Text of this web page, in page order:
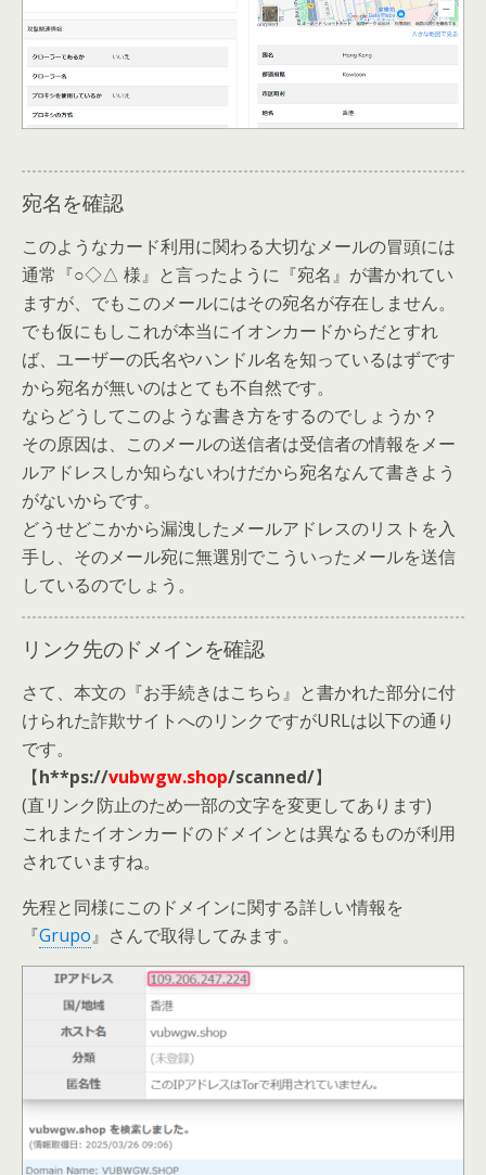
宛名を確認
このようなカード利用に関わる大切なメールの冒頭には
通常『○◇△ 様』と言ったように『宛名』が書かれてい
ますが、でもこのメールにはその宛名が存在しません。
でも仮にもしこれが本当にイオンカードからだとすれ
ば、ユーザーの氏名やハンドル名を知っているはずです
から宛名が無いのはとても不自然です。
ならどうしてこのような書き方をするのでしょうか？
その原因は、このメールの送信者は受信者の情報をメー
ルアドレスしか知らないわけだから宛名なんて書きよう
がないからです。
どうせどこかから漏洩したメールアドレスのリストを入
手し、そのメール宛に無選別でこういったメールを送信
しているのでしょう。
リンク先のドメインを確認
さて、本文の『お手続きはこちら』と書かれた部分に付
けられた詐欺サイトへのリンクですがURLは以下の通り
です。
【h**ps://vubwgw.shop/scanned/】
(直リンク防止のため一部の文字を変更してあります)
これまたイオンカードのドメインとは異なるものが利用
されていますね。
先程と同様にこのドメインに関する詳しい情報を
『Grupo』さんで取得してみます。